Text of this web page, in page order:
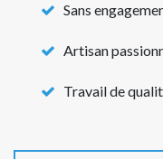
Sans
Artisan
Travail de